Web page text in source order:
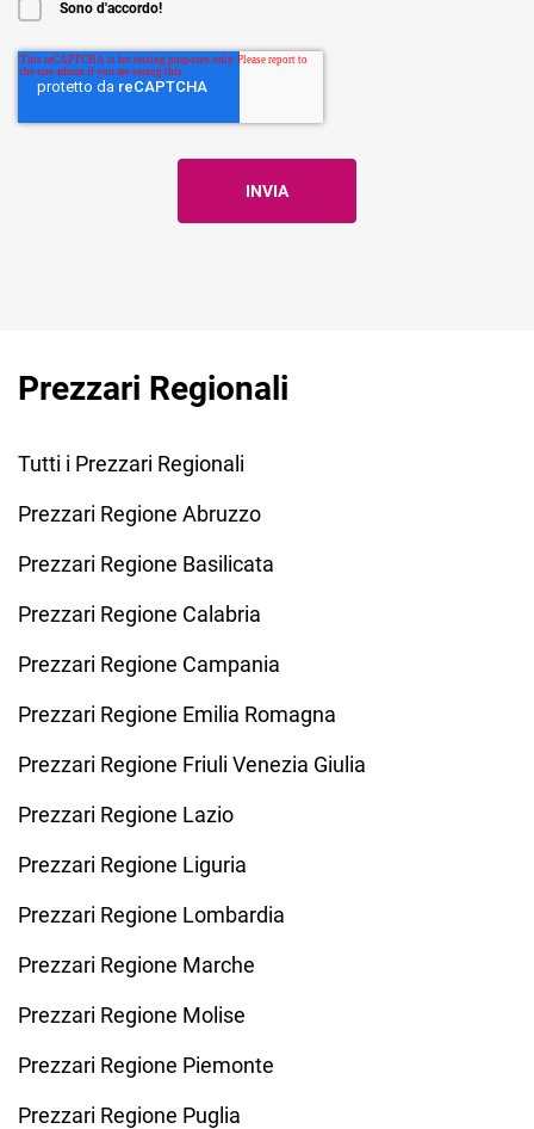
Sono d'accordo!
Prezzari Regionali
Tutti i Prezzari Regionali
Prezzari Regione Abruzzo
Prezzari Regione Basilicata
Prezzari Regione Calabria
Prezzari Regione Campania
Prezzari Regione Emilia Romagna
Prezzari Regione Friuli Venezia Giulia
Prezzari Regione Lazio
Prezzari Regione Liguria
Prezzari Regione Lombardia
Prezzari Regione Marche
Prezzari Regione Molise
Prezzari Regione Piemonte
Prezzari Regione Puglia